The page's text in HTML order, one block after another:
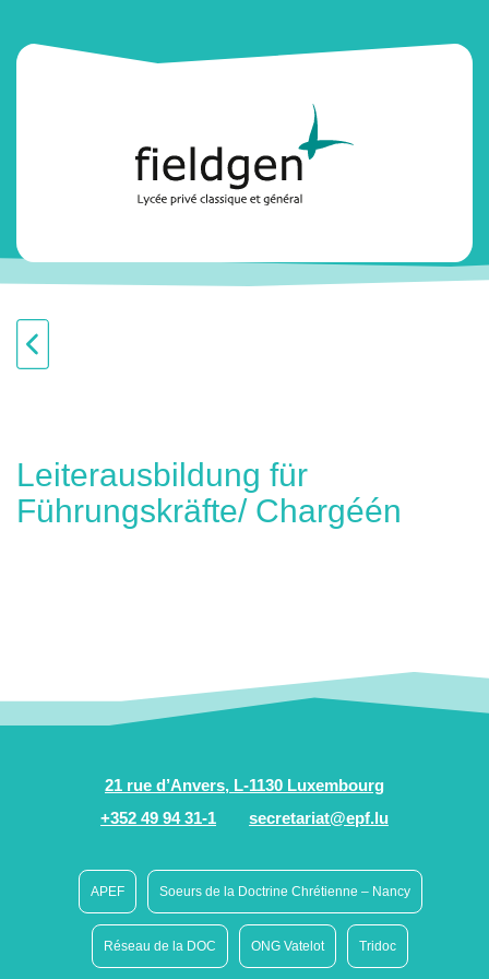
Leiterausbildung für
Führungskräfte/ Chargéén
21 rue d’Anvers, L-1130 Luxembourg
+352 49 94 31-1
secretariat@epf.lu
APEF Soeurs de la Doctrine Chrétienne – Nancy
Réseau de la DOC ONG Vatelot Tridoc